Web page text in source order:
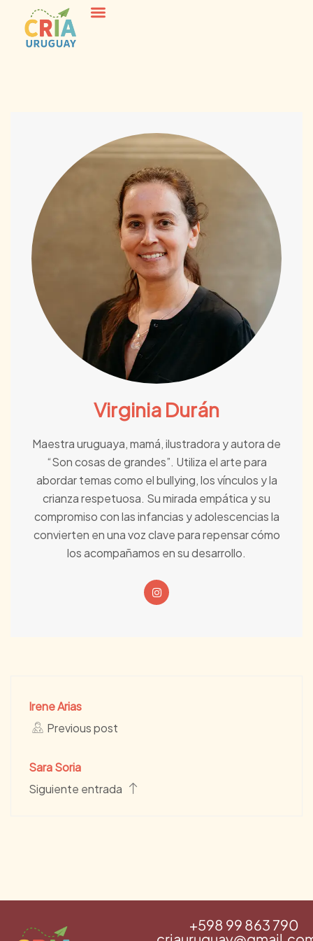
Virginia Durán
Maestra uruguaya, mamá, ilustradora y autora de
“Son cosas de grandes”. Utiliza el arte para
abordar temas como el bullying, los vínculos y la
crianza respetuosa. Su mirada empática y su
compromiso con las infancias y adolescencias la
convierten en una voz clave para repensar cómo
los acompañamos en su desarrollo.
Irene Arias
Previous post
Sara Soria
Siguiente entrada
‪+598 99 863 790‬